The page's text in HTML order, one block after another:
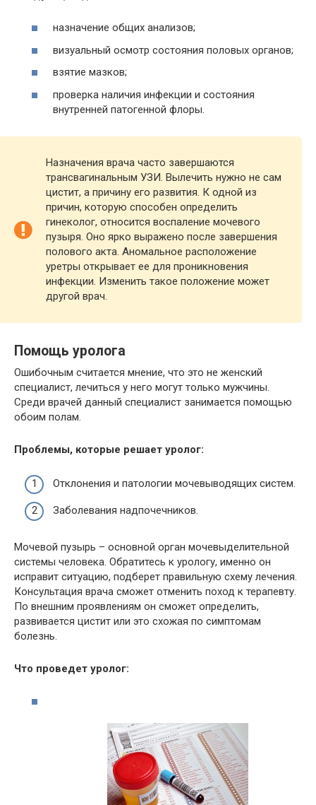
назначение общих анализов;
визуальный осмотр состояния половых органов;
взятие мазков;
проверка наличия инфекции и состояния
внутренней патогенной флоры.
Назначения врача часто завершаются
трансвагинальным УЗИ. Вылечить нужно не сам
цистит, а причину его развития. К одной из
причин, которую способен определить
гинеколог, относится воспаление мочевого
пузыря. Оно ярко выражено после завершения
полового акта. Аномальное расположение
уретры открывает ее для проникновения
инфекции. Изменить такое положение может
другой врач.
Помощь уролога
Ошибочным считается мнение, что это не женский
специалист, лечиться у него могут только мужчины.
Среди врачей данный специалист занимается помощью
обоим полам.
Проблемы, которые решает уролог:
Отклонения и патологии мочевыводящих систем.
Заболевания надпочечников.
Мочевой пузырь – основной орган мочевыделительной
системы человека. Обратитесь к урологу, именно он
исправит ситуацию, подберет правильную схему лечения.
Консультация врача сможет отменить поход к терапевту.
По внешним проявлениям он сможет определить,
развивается цистит или это схожая по симптомам
болезнь.
Что проведет уролог: